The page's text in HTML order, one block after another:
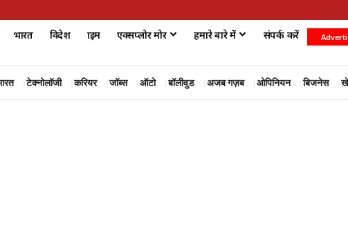
भारत विदेश क्राइम एक्सप्लोर मोर हमारे बारे में संपर्क करें
टेक्नोलॉजी करियर जॉब्स ऑटो बॉलीवुड अजब गज़ब ओपिनियन बिजनेस